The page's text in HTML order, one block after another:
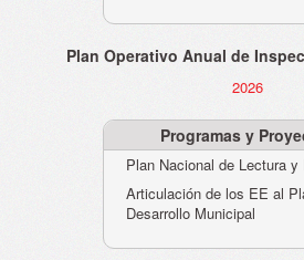
Plan Operativo Anual de
2026
Programas y
Plan Nacional de Lectura
Articulación de los EE al
Desarrollo Municipal